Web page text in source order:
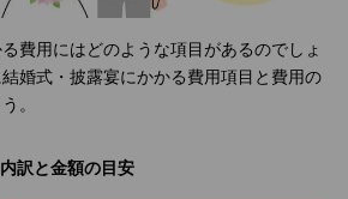
費用にはどのような項目があるのでしょ
婚式・披露宴にかかる費用項目と費用の
。
訳と金額の目安